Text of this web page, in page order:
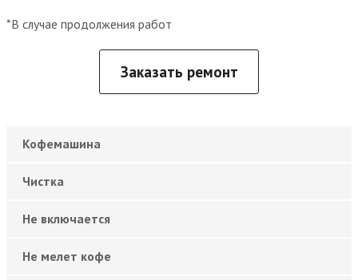
*В случае продолжения работ
Заказать ремонт
Кофемашина
Чистка
Не включается
Не мелет кофе